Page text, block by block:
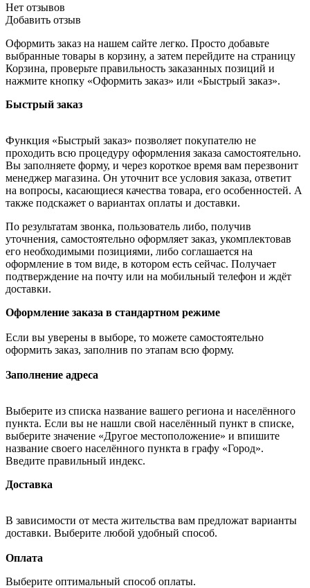
Нет отзывов
Добавить отзыв
Оформить заказ на нашем сайте легко. Просто добавьте
выбранные товары в корзину, а затем перейдите на страницу
Корзина, проверьте правильность заказанных позиций и
нажмите кнопку «Оформить заказ» или «Быстрый заказ».
Быстрый заказ
Функция «Быстрый заказ» позволяет покупателю не
проходить всю процедуру оформления заказа самостоятельно.
Вы заполняете форму, и через короткое время вам перезвонит
менеджер магазина. Он уточнит все условия заказа, ответит
на вопросы, касающиеся качества товара, его особенностей. А
также подскажет о вариантах оплаты и доставки.
По результатам звонка, пользователь либо, получив
уточнения, самостоятельно оформляет заказ, укомплектовав
его необходимыми позициями, либо соглашается на
оформление в том виде, в котором есть сейчас. Получает
подтверждение на почту или на мобильный телефон и ждёт
доставки.
Оформление заказа в стандартном режиме
Если вы уверены в выборе, то можете самостоятельно
оформить заказ, заполнив по этапам всю форму.
Заполнение адреса
Выберите из списка название вашего региона и населённого
пункта. Если вы не нашли свой населённый пункт в списке,
выберите значение «Другое местоположение» и впишите
название своего населённого пункта в графу «Город».
Введите правильный индекс.
Доставка
В зависимости от места жительства вам предложат варианты
доставки. Выберите любой удобный способ.
Оплата
Выберите оптимальный способ оплаты.